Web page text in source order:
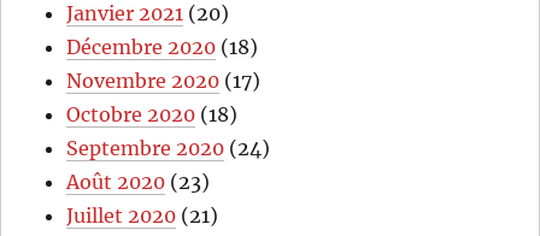
Janvier 2021 (20)
Décembre 2020 (18)
Novembre 2020 (17)
Octobre 2020 (18)
Septembre 2020 (24)
Août 2020 (23)
Juillet 2020 (21)